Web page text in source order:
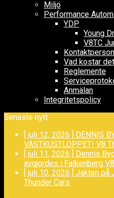
Miljö
Performance
YDP
Young
V8TC
Vad kostar
Reglemente
Anmälan
Integritetspolicy
Senaste nytt
[ juli 12, 2026 ] DENNIS
VÄSTKUSTLOPPET! V8
[ juli 11, 2026 ] Dennis
avgjordes i Falkenberg
[ juli 10, 2026 ] Jakten på
Thunder Cars